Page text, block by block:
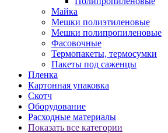
Майка
Мешки полиэтиленовые
Мешки полипропиленовые
Фасовочные
Термопакеты, термосумки
Пакеты под саженцы
Пленка
Картонная упаковка
Скотч
Оборудование
Расходные материалы
Показать все категории